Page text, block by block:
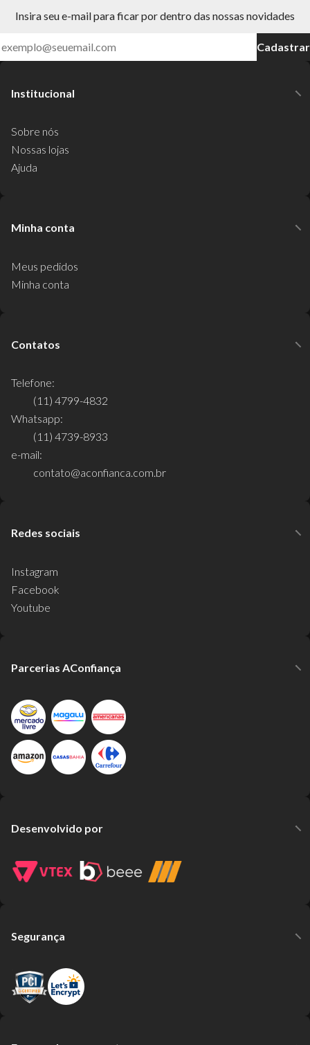
Insira seu e-mail para ficar por dentro das nossas novidades
Cadastrar
Institucional
Sobre nós
Nossas lojas
Ajuda
Minha conta
Meus pedidos
Minha conta
Contatos
Telefone:
(11) 4799-4832
Whatsapp:
(11) 4739-8933
e-mail:
contato@aconfianca.com.br
Redes sociais
Instagram
Facebook
Youtube
Parcerias AConfiança
Desenvolvido por
Segurança